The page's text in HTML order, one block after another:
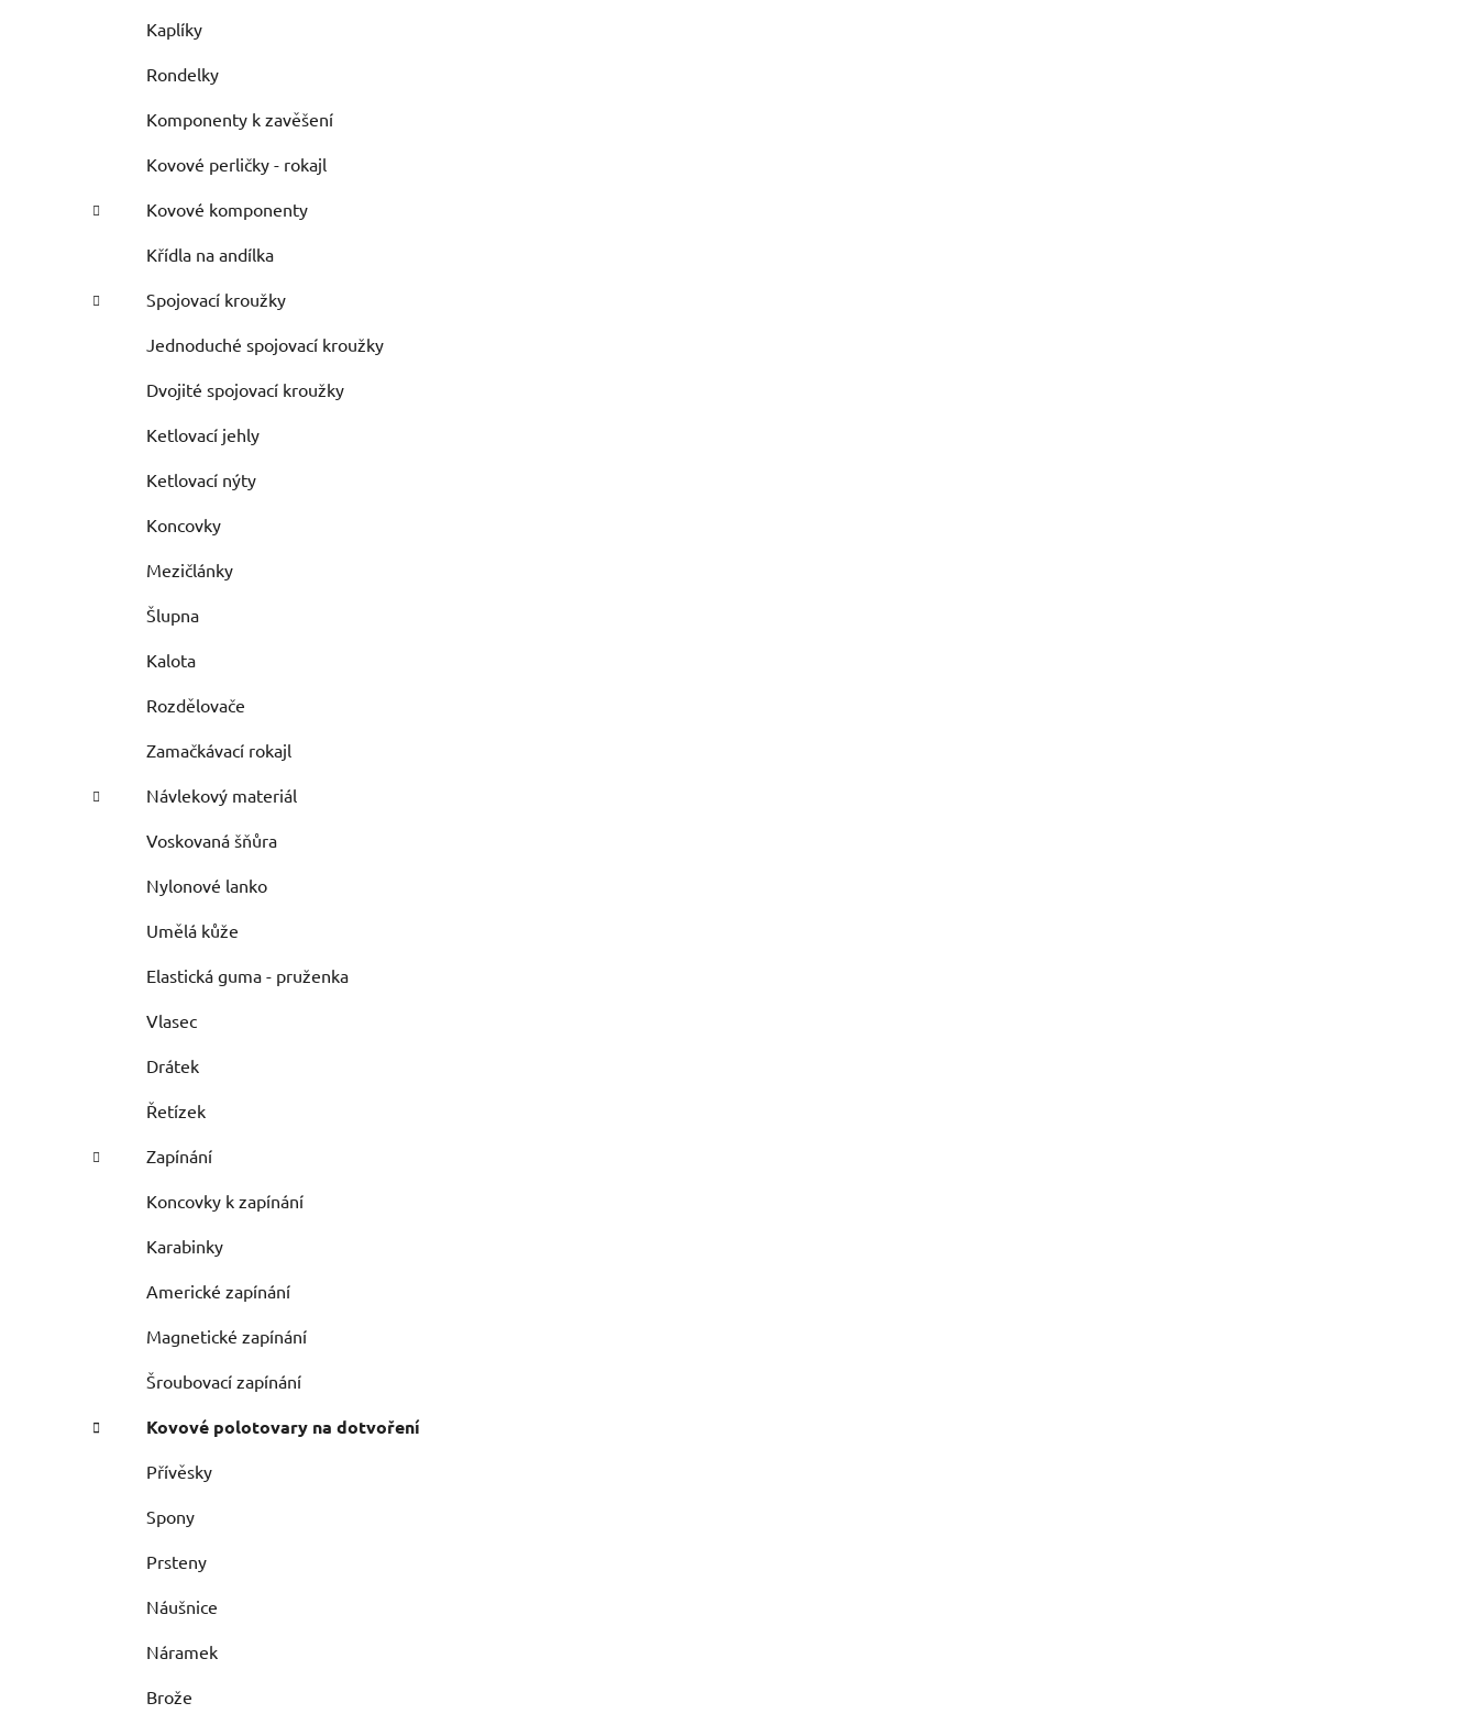
Kaplíky
Rondelky
Komponenty k zavěšení
Kovové perličky - rokajl
Kovové komponenty
Křídla na andílka
Spojovací kroužky
Jednoduché spojovací kroužky
Dvojité spojovací kroužky
Ketlovací jehly
Ketlovací nýty
Koncovky
Mezičlánky
Šlupna
Kalota
Rozdělovače
Zamačkávací rokajl
Návlekový materiál
Voskovaná šňůra
Nylonové lanko
Umělá kůže
Elastická guma - pruženka
Vlasec
Drátek
Řetízek
Zapínání
Koncovky k zapínání
Karabinky
Americké zapínání
Magnetické zapínání
Šroubovací zapínání
Kovové polotovary na dotvoření
Přívěsky
Spony
Prsteny
Náušnice
Náramek
Brože